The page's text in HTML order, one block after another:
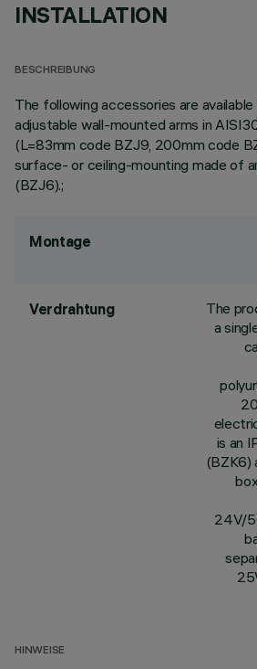
INSTALLATION
BESCHREIBUNG
The following accessories are
adjustable wall-mounted arms in
(L=83mm code BZJ9, 200mm code
surface- or ceiling-mounting made of
(BZJ6).;
Montage
Verdrahtung
The
a
is an
(BZK6)
24V/
HINWEISE